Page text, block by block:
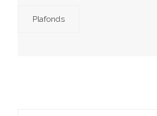
Plafonds